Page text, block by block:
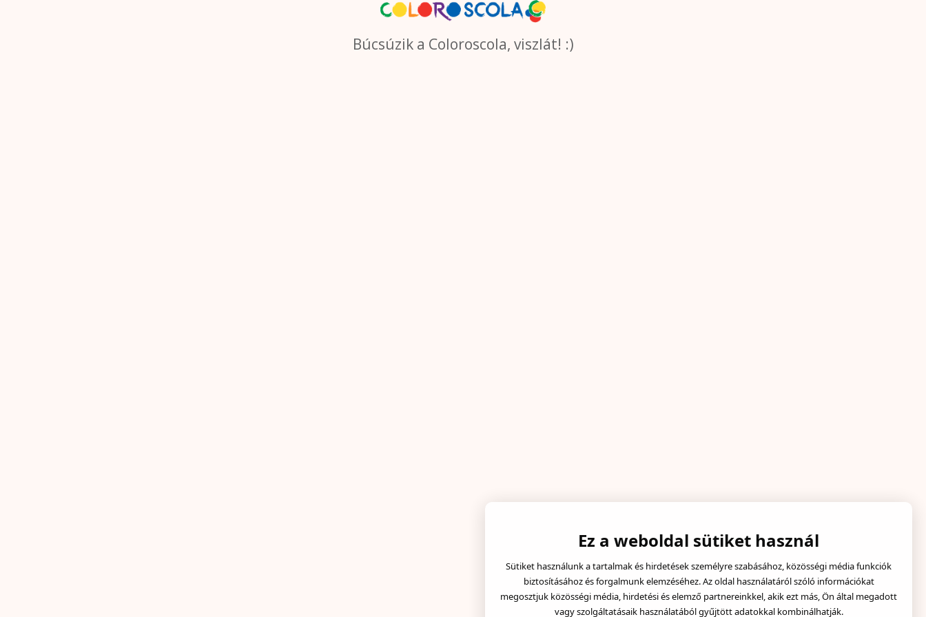
Búcsúzik a Coloroscola, viszlát! :)
Ez a weboldal sütiket használ
Sütiket használunk a tartalmak és hirdetések személyre szabásához, közösségi média funkciók
biztosításához és forgalmunk elemzéséhez. Az oldal használatáról szóló információkat
megosztjuk közösségi média, hirdetési és elemző partnereinkkel, akik ezt más, Ön által megadott
vagy szolgáltatásaik használatából gyűjtött adatokkal kombinálhatják.